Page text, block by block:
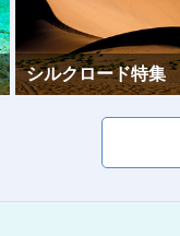
シルクロード特集